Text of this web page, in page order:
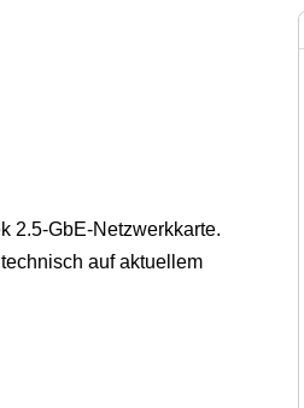
2.5-GbE-Netzwerkkarte.
auf aktuellem